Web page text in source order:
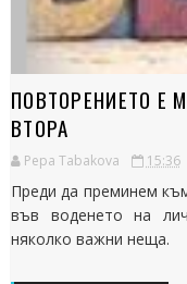
ПОВТОРЕНИЕТО Е
ВТОРА
Pepa Tabakova 15:36
Преди да преминем
във воденето на
няколко важни неща.